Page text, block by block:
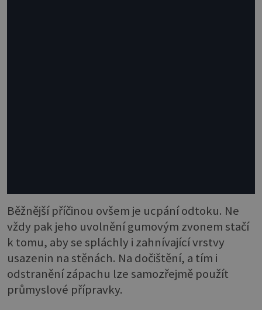
Běžnější příčinou ovšem je ucpání odtoku. Ne
vždy pak jeho uvolnění gumovým zvonem stačí
k tomu, aby se spláchly i zahnívající vrstvy
usazenin na stěnách. Na dočištění, a tím i
odstranění zápachu lze samozřejmě použít
průmyslové přípravky.